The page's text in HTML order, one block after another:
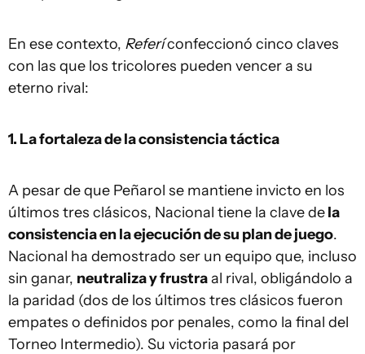
En ese contexto, Referíconfeccionó cinco claves
con las que los tricolores pueden vencer a su
eterno rival:
1. La fortaleza de la consistencia táctica
A pesar de que Peñarol se mantiene invicto en los
últimos tres clásicos, Nacional tiene la clave dela
consistencia en la ejecución de su plan de juego.
Nacional ha demostrado ser un equipo que, incluso
sin ganar, neutraliza y frustraal rival, obligándolo a
la paridad (dos de los últimos tres clásicos fueron
empates o definidos por penales, como la final del
Torneo Intermedio). Su victoria pasará por